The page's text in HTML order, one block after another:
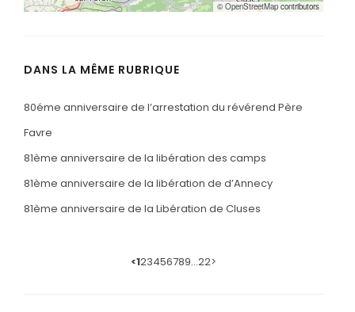
© OpenStreetMap contributors
DANS LA MÊME RUBRIQUE
80éme anniversaire de l’arrestation du révérend Père
Favre
81ème anniversaire de la libération des camps
81ème anniversaire de la libération de d’Annecy
81ème anniversaire de la Libération de Cluses
<123456789…22>